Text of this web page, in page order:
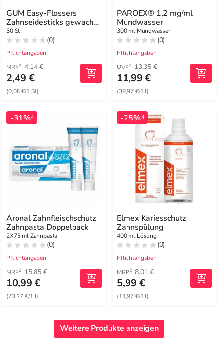
GUM Easy-Flossers
Zahnseidesticks gewachst
mint + Reise-Etui
30 St
(0)
Pflichtangaben
MRP2 4,14 €
2,49 €
(0,08 €/1 St)
PAROEX® 1,2 mg/ml
Mundwasser
300 ml Mundwasser
(0)
Pflichtangaben
UVP1 13,35 €
11,99 €
(39,97 €/1 l)
-31%4
Aronal Zahnfleischschutz
Zahnpasta Doppelpack
2X75 ml Zahnpasta
(0)
Pflichtangaben
MRP2 15,85 €
10,99 €
(73,27 €/1 l)
-25%4
Elmex Kariesschutz
Zahnspülung
400 ml Lösung
(0)
Pflichtangaben
MRP2 8,01 €
5,99 €
(14,97 €/1 l)
Weitere Produkte anzeigen